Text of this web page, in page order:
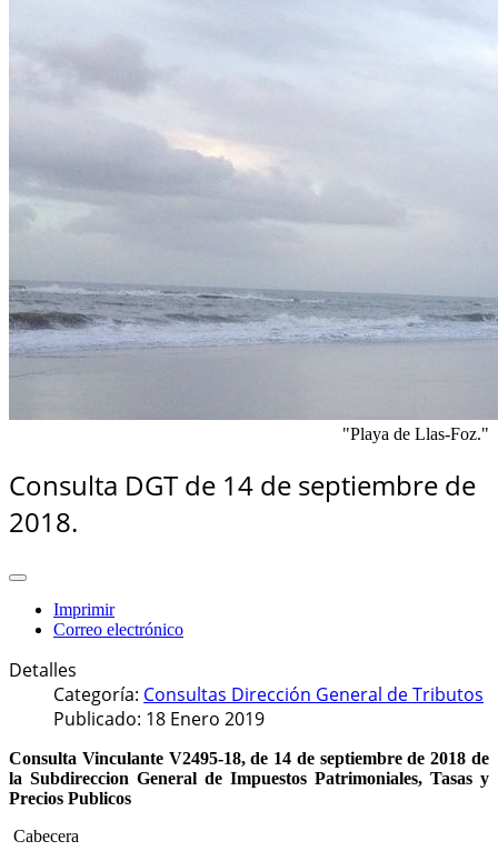
"Playa de Llas-Foz."
Consulta DGT de 14 de septiembre de
2018.
Imprimir
Correo electrónico
Detalles
Categoría: Consultas Dirección General de Tributos
Publicado: 18 Enero 2019
Consulta Vinculante V2495-18, de 14 de septiembre de 2018 de
la Subdireccion General de Impuestos Patrimoniales, Tasas y
Precios Publicos
Cabecera